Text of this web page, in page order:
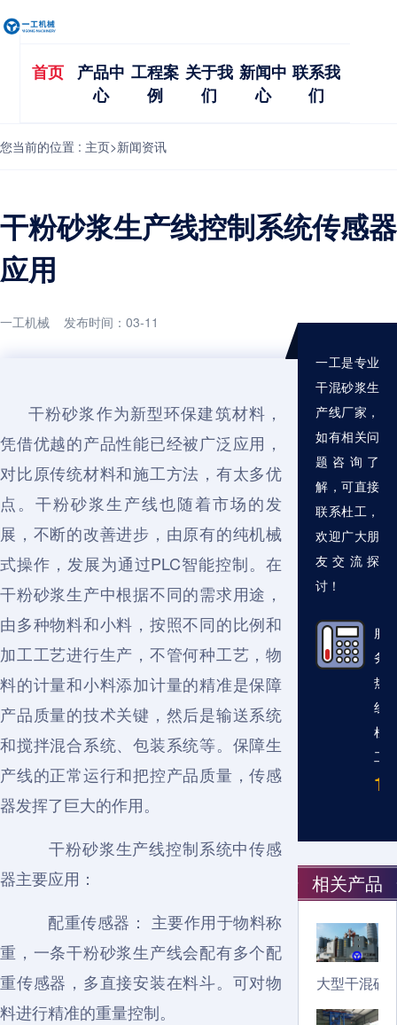
首页
产品中
心
工程案
例
关于我
们
新闻中
心
联系我
们
您当前的位置 : 主页>新闻资讯
干粉砂浆生产线控制系统传感器
应用
一工机械 发布时间：03-11
干粉砂浆作为新型环保建筑材料，
凭借优越的产品性能已经被广泛应用，
对比原传统材料和施工方法，有太多优
点。干粉砂浆生产线也随着市场的发
展，不断的改善进步，由原有的纯机械
式操作，发展为通过PLC智能控制。在
干粉砂浆生产中根据不同的需求用途，
由多种物料和小料，按照不同的比例和
加工工艺进行生产，不管何种工艺，物
料的计量和小料添加计量的精准是保障
产品质量的技术关键，然后是输送系统
和搅拌混合系统、包装系统等。保障生
产线的正常运行和把控产品质量，传感
器发挥了巨大的作用。
干粉砂浆生产线控制系统中传感
器主要应用：
配重传感器： 主要作用于物料称
重，一条干粉砂浆生产线会配有多个配
重传感器，多直接安装在料斗。可对物
料进行精准的重量控制。
一工是专业
干混砂浆生
产线厂家，
如有相关问
题咨询了
解，可直接
联系杜工，
欢迎广大朋
友交流探
讨！
服
务
热
线
杜
工
相关产品
大型干混砂